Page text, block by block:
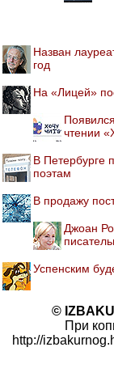
Назван
год
На «Лицей»
чтении
В Петербурге
поэтам
В продажу
Джоан
Успенским
©
При
http://